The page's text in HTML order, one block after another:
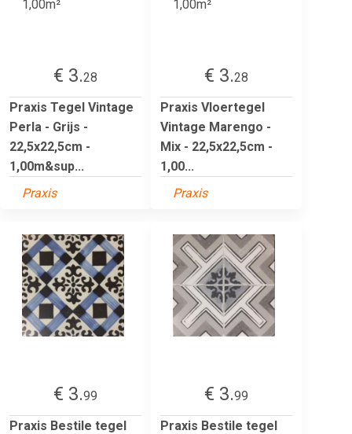
€ 3.28
Praxis Tegel Vintage
Perla - Grijs -
22,5x22,5cm -
1,00m&sup...
Praxis
€ 3.28
Praxis Vloertegel
Vintage Marengo -
Mix - 22,5x22,5cm -
1,00...
Praxis
€ 3.99
Praxis Bestile tegel
€ 3.99
Praxis Bestile tegel